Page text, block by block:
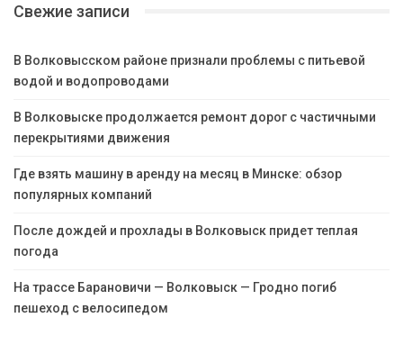
Свежие записи
В Волковысском районе признали проблемы с питьевой
водой и водопроводами
В Волковыске продолжается ремонт дорог с частичными
перекрытиями движения
Где взять машину в аренду на месяц в Минске: обзор
популярных компаний
После дождей и прохлады в Волковыск придет теплая
погода
На трассе Барановичи — Волковыск — Гродно погиб
пешеход с велосипедом